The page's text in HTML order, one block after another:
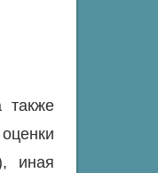
также
иная